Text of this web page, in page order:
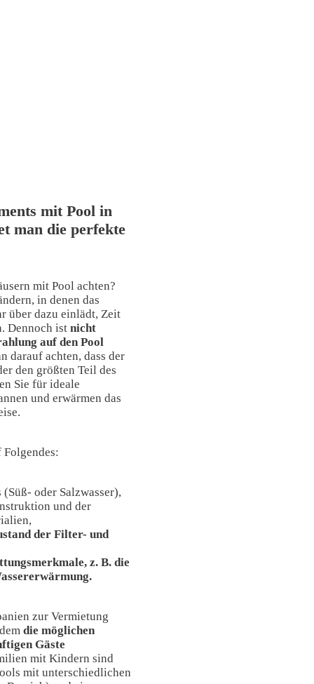
mit Pool in
man die perfekte
mit Pool achten?
in denen das
über dazu einlädt, Zeit
Dennoch ist nicht
auf den Pool
darauf achten, dass der
den größten Teil des
Sie für ideale
und erwärmen das
Folgendes:
(Süß- oder Salzwasser),
und der
der Filter- und
z. B. die
zur Vermietung
die möglichen
Gäste
mit Kindern sind
mit unterschiedlichen